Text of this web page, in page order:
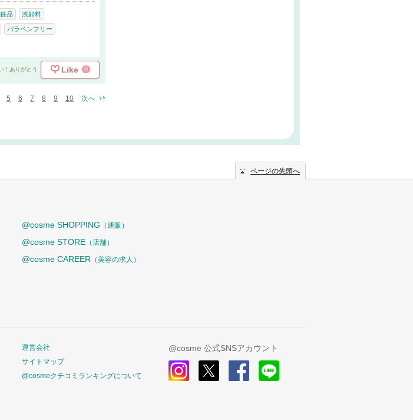
品 洗顔料
パラベンフリー
！ありがとう Like 0
5 6 7 8 9 10 次へ
ページの先頭へ
@cosme SHOPPING （通販）
@cosme STORE （店舗）
@cosme CAREER （美容の求人）
運営会社
サイトマップ
@cosmeクチコミランキングについて
@cosme 公式SNSアカウント